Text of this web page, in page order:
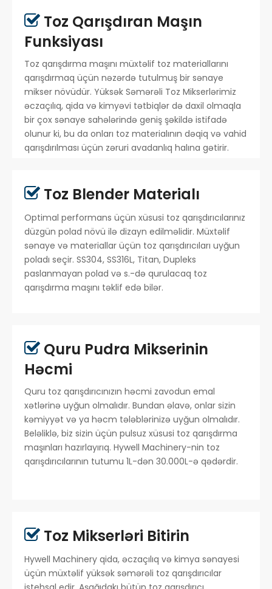
 Toz Qarışdıran Maşın
Funksiyası
Toz qarışdırma maşını müxtəlif toz materiallarını
qarışdırmaq üçün nəzərdə tutulmuş bir sənaye
mikser növüdür. Yüksək Səmərəli Toz Mikserlərimiz
əczaçılıq, qida və kimyəvi tətbiqlər də daxil olmaqla
bir çox sənaye sahələrində geniş şəkildə istifadə
olunur ki, bu da onları toz materialının dəqiq və vahid
qarışdırılması üçün zəruri avadanlıq halına gətirir.
 Toz Blender Materialı
Optimal performans üçün xüsusi toz qarışdırıcılarınız
düzgün polad növü ilə dizayn edilməlidir. Müxtəlif
sənaye və materiallar üçün toz qarışdırıcıları uyğun
poladı seçir. SS304, SS316L, Titan, Dupleks
paslanmayan polad və s.-də qurulacaq toz
qarışdırma maşını təklif edə bilər.
 Quru Pudra Mikserinin
Həcmi
Quru toz qarışdırıcınızın həcmi zavodun emal
xətlərinə uyğun olmalıdır. Bundan əlavə, onlar sizin
kəmiyyət və ya həcm tələblərinizə uyğun olmalıdır.
Beləliklə, biz sizin üçün pulsuz xüsusi toz qarışdırma
maşınları hazırlayırıq. Hywell Machinery-nin toz
qarışdırıcılarının tutumu 1L-dən 30.000L-ə qədərdir.
 Toz Mikserləri Bitirin
Hywell Machinery qida, əczaçılıq və kimya sənayesi
üçün müxtəlif yüksək səmərəli toz qarışdırıcılar